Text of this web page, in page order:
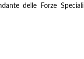
delle Forze Speciali